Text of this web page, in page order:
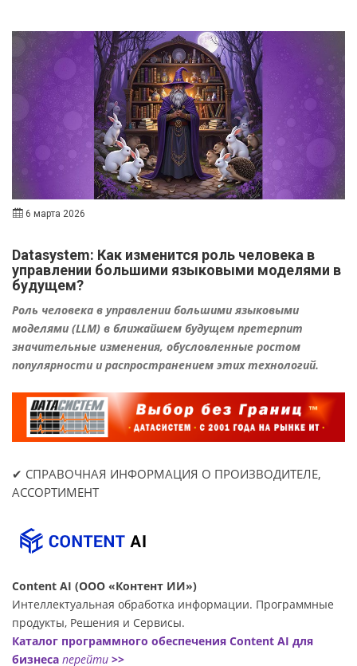
6 марта 2026
Datasystem: Как изменится роль человека в
управлении большими языковыми моделями в
будущем?
Роль человека в управлении большими языковыми
моделями (LLM) в ближайшем будущем претерпит
значительные изменения, обусловленные ростом
популярности и распространением этих технологий.
✔ СПРАВОЧНАЯ ИНФОРМАЦИЯ О ПРОИЗВОДИТЕЛЕ,
АССОРТИМЕНТ
Content AI (ООО «Контент ИИ»)
Интеллектуальная обработка информации. Программные
продукты, Решения и Сервисы.
Каталог программного обеспечения Content AI для
бизнеса перейти >>